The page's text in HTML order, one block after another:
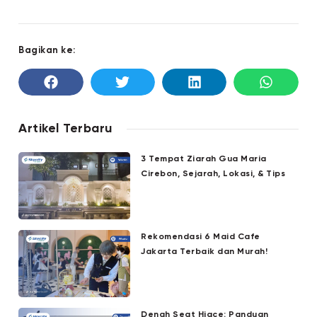
Bagikan ke:
Artikel Terbaru
3 Tempat Ziarah Gua Maria
Cirebon, Sejarah, Lokasi, & Tips
Rekomendasi 6 Maid Cafe
Jakarta Terbaik dan Murah!
Denah Seat Hiace: Panduan